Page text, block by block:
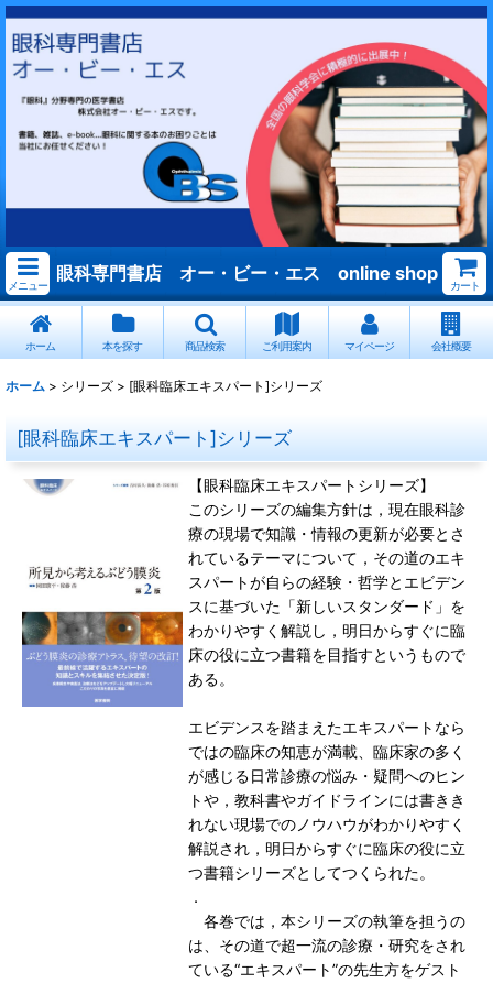
メニュー
眼科専門書店 オー・ビー・エス online shop
カート
ホーム 本を探す 商品検索 ご利用案内 マイページ 会社概要
ホーム > シリーズ > [眼科臨床エキスパート]シリーズ
[眼科臨床エキスパート]シリーズ
【眼科臨床エキスパートシリーズ】
このシリーズの編集方針は，現在眼科診
療の現場で知識・情報の更新が必要とさ
れているテーマについて，その道のエキ
スパートが自らの経験・哲学とエビデン
スに基づいた「新しいスタンダード」を
わかりやすく解説し，明日からすぐに臨
床の役に立つ書籍を目指すというもので
ある。
エビデンスを踏まえたエキスパートなら
ではの臨床の知恵が満載、臨床家の多く
が感じる日常診療の悩み・疑問へのヒン
トや，教科書やガイドラインには書きき
れない現場でのノウハウがわかりやすく
解説され，明日からすぐに臨床の役に立
つ書籍シリーズとしてつくられた。
．
各巻では，本シリーズの執筆を担うの
は、その道で超一流の診療・研究をされ
ている“エキスパート”の先生方をゲスト